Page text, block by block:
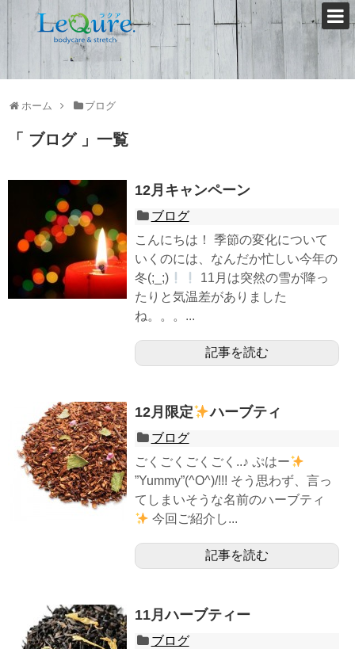
ホーム ブログ
ブログ 一覧
12月キャンペーン
ブログ
こんにちは！ 季節の変化について
いくのには、なんだか忙しい今年の
冬(;_;)
11月は突然の雪が降っ
たりと気温差がありました
ね。。。...
記事を読む
12月限定 ハーブティ
ブログ
ごくごくごくごく..♪ ぷはー
”Yummy”(^O^)/!!! そう思わず、言っ
てしまいそうな名前のハーブティ
今回ご紹介し...
記事を読む
11月ハーブティー
ブログ